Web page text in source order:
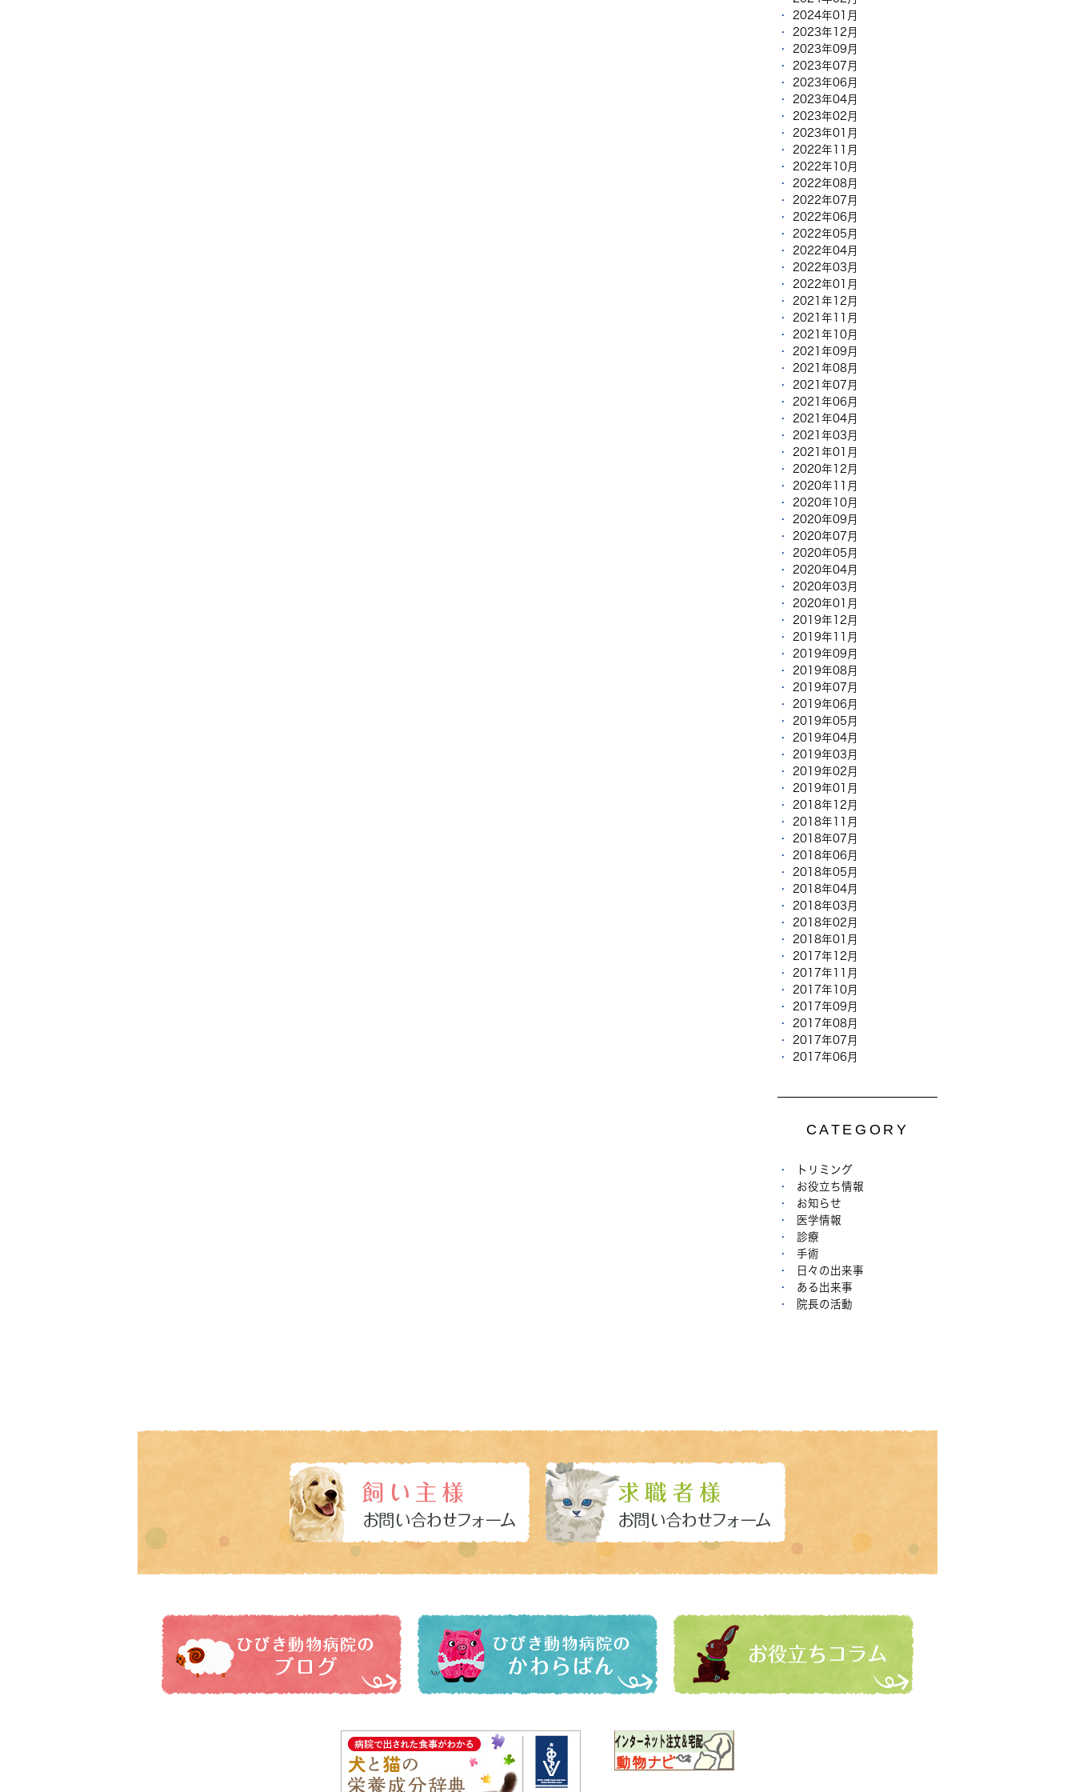
2024年01月
2023年12月
2023年09月
2023年07月
2023年06月
2023年04月
2023年02月
2023年01月
2022年11月
2022年10月
2022年08月
2022年07月
2022年06月
2022年05月
2022年04月
2022年03月
2022年01月
2021年12月
2021年11月
2021年10月
2021年09月
2021年08月
2021年07月
2021年06月
2021年04月
2021年03月
2021年01月
2020年12月
2020年11月
2020年10月
2020年09月
2020年07月
2020年05月
2020年04月
2020年03月
2020年01月
2019年12月
2019年11月
2019年09月
2019年08月
2019年07月
2019年06月
2019年05月
2019年04月
2019年03月
2019年02月
2019年01月
2018年12月
2018年11月
2018年07月
2018年06月
2018年05月
2018年04月
2018年03月
2018年02月
2018年01月
2017年12月
2017年11月
2017年10月
2017年09月
2017年08月
2017年07月
2017年06月
CATEGORY
トリミング
お役立ち情報
お知らせ
医学情報
診療
手術
日々の出来事
ある出来事
院長の活動